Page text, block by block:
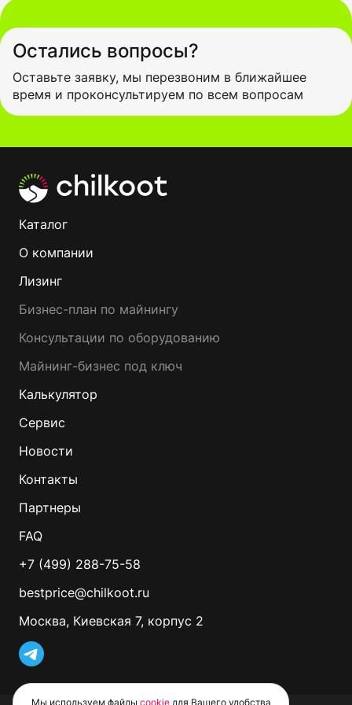
—Goldshell (Китай)— производитель компактных
шума и энергопотреблением. Идеальны для
Рекомендация:Для профессионального майнинга
выбирайте Bitmain или MicroBT. Для домашнего
использования подойдут Goldshell или IceRiver.
20 J/TH.
Остались вопросы?
Оставьте заявку, мы перезвоним в ближайшее
время и проконсультируем по всем вопросам
Каталог
О компании
Лизинг
Бизнес-план по майнингу
Консультации по оборудованию
Майнинг-бизнес под ключ
Калькулятор
Сервис
Новости
Контакты
Партнеры
FAQ
+7 (499) 288-75-58
bestprice@chilkoot.ru
Москва, Киевская 7, корпус 2
Мы используем файлы cookieдля Вашего удобства